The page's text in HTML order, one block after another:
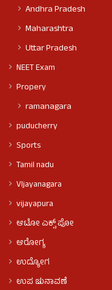
Andhra Pradesh
Maharashtra
Uttar Pradesh
NEET Exam
Propery
ramanagara
puducherry
Sports
Tamil nadu
VIjayanagara
vijayapura
ಆಟೋ ಎಕ್ಸ್ ಪೋ
ಆರೋಗ್ಯ
ಉದ್ಯೋಗ
ಉಪ ಚುನಾವಣೆ